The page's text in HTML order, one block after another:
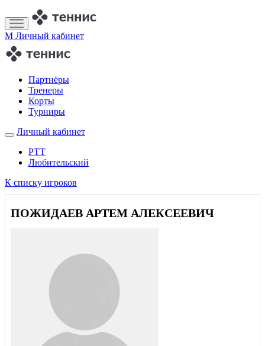
M Личный кабинет
Партнёры
Тренеры
Корты
Турниры
Личный кабинет
РТТ
Любительский
К списку игроков
ПОЖИДАЕВ АРТЕМ АЛЕКСЕЕВИЧ